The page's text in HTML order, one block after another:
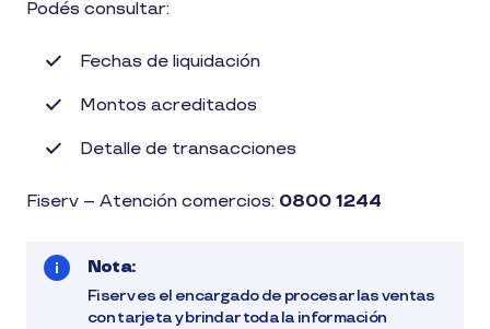
Podés consultar:
Fechas de liquidación
Montos acreditados
Detalle de transacciones
Fiserv – Atención comercios: 0800 1244
Nota:
Fiserv es el encargado de procesar las ventas
con tarjeta y brindar toda la información